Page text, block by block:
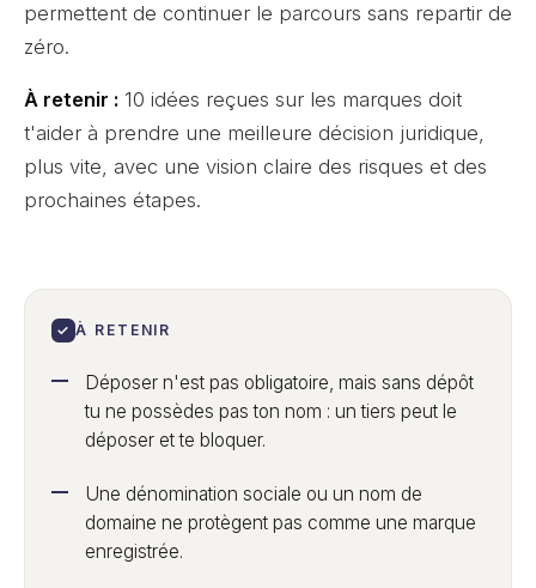
permettent de continuer le parcours sans repartir de
zéro.
À retenir : 10 idées reçues sur les marques doit
t'aider à prendre une meilleure décision juridique,
plus vite, avec une vision claire des risques et des
prochaines étapes.
✓ À RETENIR
Déposer n'est pas obligatoire, mais sans dépôt
tu ne possèdes pas ton nom : un tiers peut le
déposer et te bloquer.
Une dénomination sociale ou un nom de
domaine ne protègent pas comme une marque
enregistrée.